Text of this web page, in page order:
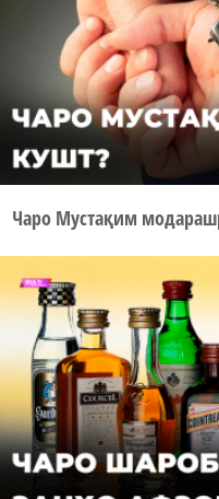
Чаро Мустақим